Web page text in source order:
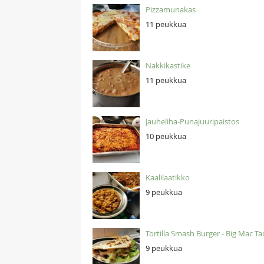
Pizzamunakas
11 peukkua
Nakkikastike
11 peukkua
Jauheliha-Punajuuripaistos
10 peukkua
Kaalilaatikko
9 peukkua
Tortilla Smash Burger - Big Mac
9 peukkua